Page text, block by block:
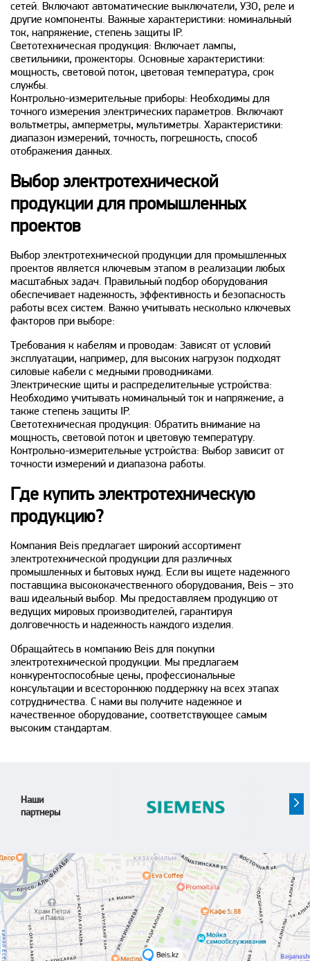
сетей. Включают автоматические выключатели, УЗО, реле и
другие компоненты. Важные характеристики: номинальный
ток, напряжение, степень защиты IP.
Светотехническая продукция: Включает лампы,
светильники, прожекторы. Основные характеристики:
мощность, световой поток, цветовая температура, срок
службы.
Контрольно-измерительные приборы: Необходимы для
точного измерения электрических параметров. Включают
вольтметры, амперметры, мультиметры. Характеристики:
диапазон измерений, точность, погрешность, способ
отображения данных.
Выбор электротехнической
продукции для промышленных
проектов
Выбор электротехнической продукции для промышленных
проектов является ключевым этапом в реализации любых
масштабных задач. Правильный подбор оборудования
обеспечивает надежность, эффективность и безопасность
работы всех систем. Важно учитывать несколько ключевых
факторов при выборе:
Требования к кабелям и проводам: Зависят от условий
эксплуатации, например, для высоких нагрузок подходят
силовые кабели с медными проводниками.
Электрические щиты и распределительные устройства:
Необходимо учитывать номинальный ток и напряжение, а
также степень защиты IP.
Светотехническая продукция: Обратить внимание на
мощность, световой поток и цветовую температуру.
Контрольно-измерительные устройства: Выбор зависит от
точности измерений и диапазона работы.
Где купить электротехническую
продукцию?
Компания Beis предлагает широкий ассортимент
электротехнической продукции для различных
промышленных и бытовых нужд. Если вы ищете надежного
поставщика высококачественного оборудования, Beis – это
ваш идеальный выбор. Мы предоставляем продукцию от
ведущих мировых производителей, гарантируя
долговечность и надежность каждого изделия.
Обращайтесь в компанию Beis для покупки
электротехнической продукции. Мы предлагаем
конкурентоспособные цены, профессиональные
консультации и всестороннюю поддержку на всех этапах
сотрудничества. С нами вы получите надежное и
качественное оборудование, соответствующее самым
высоким стандартам.
Наши
партнеры